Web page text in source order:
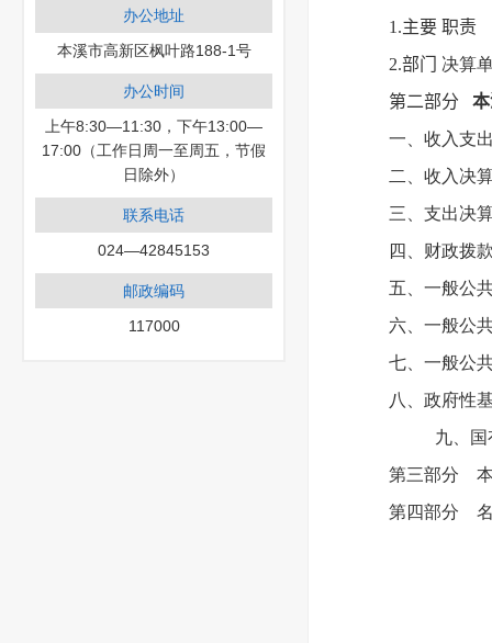
办公地址
本溪市高新区枫叶路188-1号
办公时间
上午8:30—11:30，下午13:00—
17:00（工作日周一至周五，节假
日除外）
联系电话
024—42845153
邮政编码
117000
1.主要 职责
2.部门
决算
第二部分
一、收入支
二、收入决
三、支出决
四、财政拨
五、一般公
六、一般公
七、一般公
八、政府性
九、
第三部分 本
第四部分